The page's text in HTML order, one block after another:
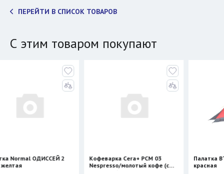
ПЕРЕЙТИ В СПИСОК ТОВАРОВ
С этим товаром покупают
2
Кофеварка Cera+ PCM 03
Nespresso/молотый кофе (с
Палатка BTrace STORM 2
красная